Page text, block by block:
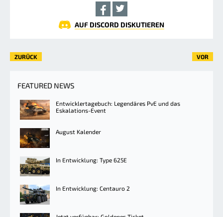
AUF DISCORD DISKUTIEREN
ZURÜCK VOR
FEATURED NEWS
Entwicklertagebuch: Legendäres PvE und das
Eskalations-Event
August Kalender
In Entwicklung: Type 625E
In Entwicklung: Centauro 2